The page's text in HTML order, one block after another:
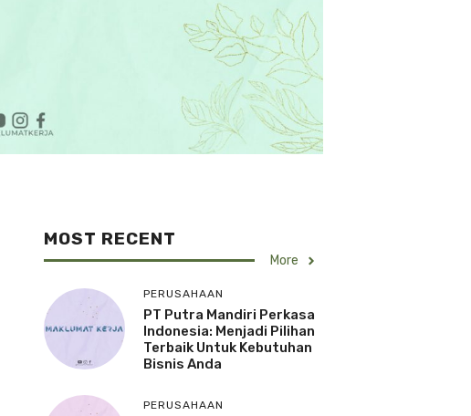
MOST RECENT
More
PERUSAHAAN
PT Putra Mandiri Perkasa
Indonesia: Menjadi Pilihan
Terbaik Untuk Kebutuhan
Bisnis Anda
PERUSAHAAN